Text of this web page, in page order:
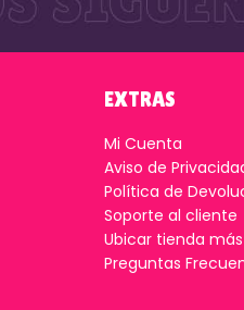
EXTRAS
Mi Cuenta
Aviso de
Política de
Soporte al cliente
Ubicar tienda
Preguntas